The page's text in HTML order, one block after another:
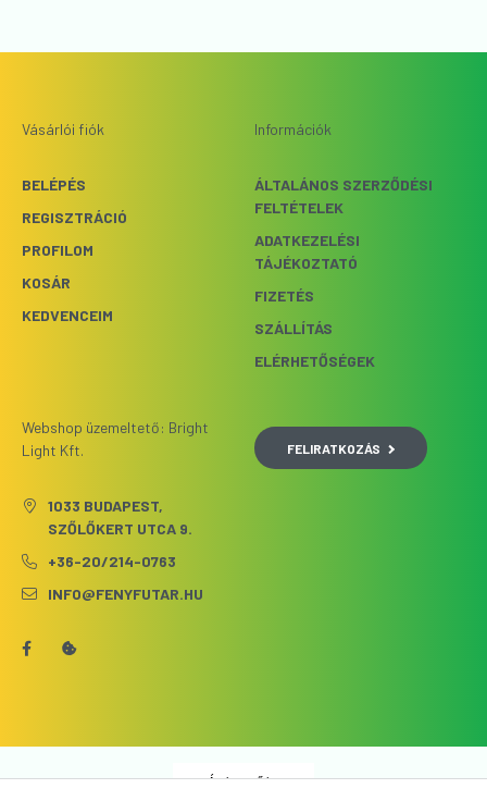
Vásárlói fiók
BELÉPÉS
REGISZTRÁCIÓ
PROFILOM
KOSÁR
KEDVENCEIM
Információk
ÁLTALÁNOS SZERZŐDÉSI
FELTÉTELEK
ADATKEZELÉSI
TÁJÉKOZTATÓ
FIZETÉS
SZÁLLÍTÁS
ELÉRHETŐSÉGEK
Webshop üzemeltető: Bright
Light Kft.
1033 BUDAPEST,
SZŐLŐKERT UTCA 9.
+36-20/214-0763
INFO@FENYFUTAR.HU
FELIRATKOZÁS
Árukereső.hu